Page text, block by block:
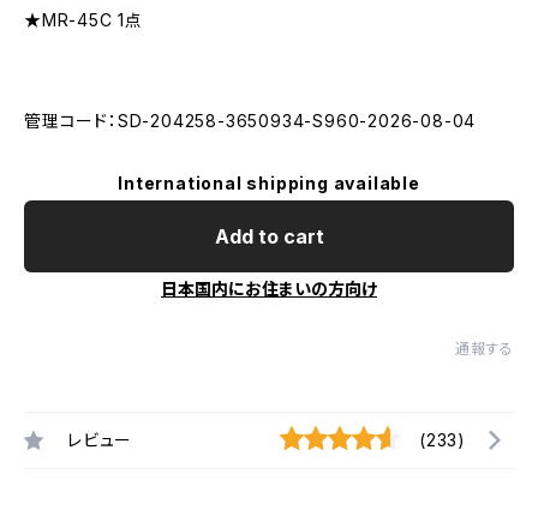
★MR-45C 1点
管理コード：SD-204258-3650934-S960-2026-08-04
International shipping available
Add to cart
日本国内にお住まいの方向け
通報する
レビュー (233)